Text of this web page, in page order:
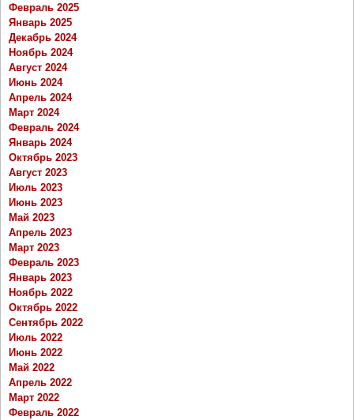
Февраль 2025
Январь 2025
Декабрь 2024
Ноябрь 2024
Август 2024
Июнь 2024
Апрель 2024
Март 2024
Февраль 2024
Январь 2024
Октябрь 2023
Август 2023
Июль 2023
Июнь 2023
Май 2023
Апрель 2023
Март 2023
Февраль 2023
Январь 2023
Ноябрь 2022
Октябрь 2022
Сентябрь 2022
Июль 2022
Июнь 2022
Май 2022
Апрель 2022
Март 2022
Февраль 2022